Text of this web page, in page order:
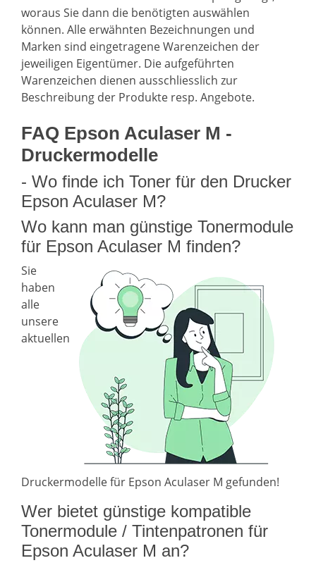
woraus Sie dann die benötigten auswählen
können. Alle erwähnten Bezeichnungen und
Marken sind eingetragene Warenzeichen der
jeweiligen Eigentümer. Die aufgeführten
Warenzeichen dienen ausschliesslich zur
Beschreibung der Produkte resp. Angebote.
FAQ Epson Aculaser M -
Druckermodelle
- Wo finde ich Toner für den Drucker
Epson Aculaser M?
Wo kann man günstige Tonermodule
für Epson Aculaser M finden?
Sie
haben
alle
unsere
aktuellen
Druckermodelle für Epson Aculaser M gefunden!
Wer bietet günstige kompatible
Tonermodule / Tintenpatronen für
Epson Aculaser M an?